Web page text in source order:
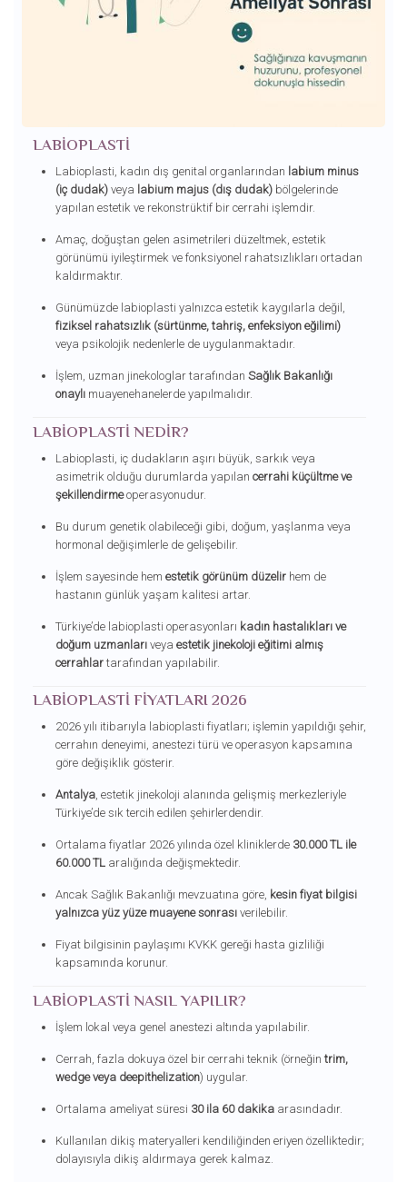
LABIOPLASTI
Labioplasti, kadın dış genital organlarından labium minus
(iç dudak)veya labium majus (dış dudak)bölgelerinde
yapılan estetik ve rekonstrüktif bir cerrahi işlemdir.
Amaç, doğuştan gelen asimetrileri düzeltmek, estetik
görünümü iyileştirmek ve fonksiyonel rahatsızlıkları ortadan
kaldırmaktır.
Günümüzde labioplasti yalnızca estetik kaygılarla değil,
fiziksel rahatsızlık (sürtünme, tahriş, enfeksiyon eğilimi)
veya psikolojik nedenlerle de uygulanmaktadır.
İşlem, uzman jinekologlar tarafından Sağlık Bakanlığı
onaylımuayenehanelerde yapılmalıdır.
LABIOPLASTI NEDIR?
Labioplasti, iç dudakların aşırı büyük, sarkık veya
asimetrik olduğu durumlarda yapılan cerrahi küçültme ve
şekillendirmeoperasyonudur.
Bu durum genetik olabileceği gibi, doğum, yaşlanma veya
hormonal değişimlerle de gelişebilir.
İşlem sayesinde hem estetik görünüm düzelirhem de
hastanın günlük yaşam kalitesi artar.
Türkiye’de labioplasti operasyonları kadın hastalıkları ve
doğum uzmanlarıveya estetik jinekoloji eğitimi almış
cerrahlartarafından yapılabilir.
LABIOPLASTI FIYATLARI 2026
2026 yılı itibarıyla labioplasti fiyatları; işlemin yapıldığı şehir,
cerrahın deneyimi, anestezi türü ve operasyon kapsamına
göre değişiklik gösterir.
Antalya, estetik jinekoloji alanında gelişmiş merkezleriyle
Türkiye’de sık tercih edilen şehirlerdendir.
Ortalama fiyatlar 2026 yılında özel kliniklerde 30.000 TL ile
60.000 TLaralığında değişmektedir.
Ancak Sağlık Bakanlığı mevzuatına göre, kesin fiyat bilgisi
yalnızca yüz yüze muayene sonrasıverilebilir.
Fiyat bilgisinin paylaşımı KVKK gereği hasta gizliliği
kapsamında korunur.
LABIOPLASTI NASIL YAPILIR?
İşlem lokal veya genel anestezi altında yapılabilir.
Cerrah, fazla dokuya özel bir cerrahi teknik (örneğin trim,
wedge veya deepithelization) uygular.
Ortalama ameliyat süresi 30 ila 60 dakikaarasındadır.
Kullanılan dikiş materyalleri kendiliğinden eriyen özelliktedir;
dolayısıyla dikiş aldırmaya gerek kalmaz.